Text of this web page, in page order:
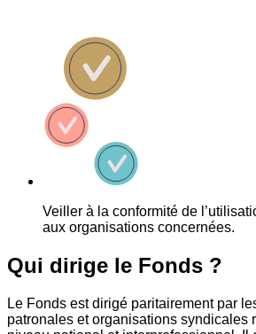
Veiller à la conformité de
aux organisations concernées.
Qui dirige le Fonds ?
Le Fonds est dirigé paritairement par
patronales et organisations syndicales